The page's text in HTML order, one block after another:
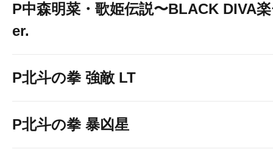
P中森明菜・歌姫伝説〜BLACK DIVA
er.
P北斗の拳 強敵 LT
P北斗の拳 暴凶星